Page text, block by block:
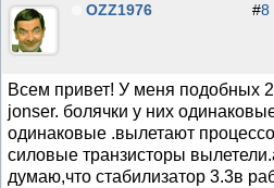
OZZ1976
#8
Всем привет! У меня подобных
jonser. болячки у них
одинаковые .вылетают
силовые транзисторы
думаю,что стабилизатор 3.3в